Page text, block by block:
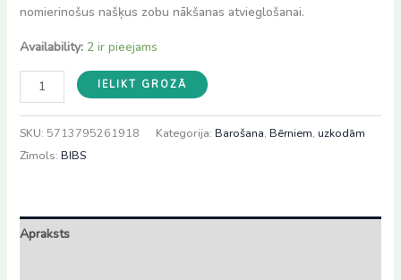
nomierinošus našķus zobu nākšanas atvieglošanai.
Availability: 2 ir pieejams
BIBS
silikona
fīderis
Sage
daudzums
IELIKT GROZĀ
SKU: 5713795261918 Kategorija: Barošana, Bērniem, uzkodām
Zīmols: BIBS
Apraksts